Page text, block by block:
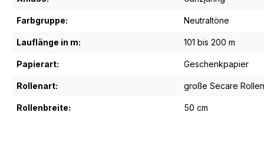
Farbgruppe: Neutraltöne
Lauflänge in m: 101 bis 200 m
Papierart: Geschenkpapier
Rollenart: große Secare Rollen
Rollenbreite: 50 cm